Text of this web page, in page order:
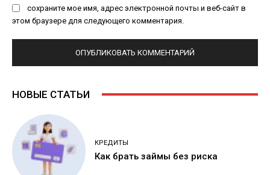
сохраните мое имя, адрес электронной почты и веб-сайт в
этом браузере для следующего комментария.
НОВЫЕ СТАТЬИ
КРЕДИТЫ
Как брать займы без риска